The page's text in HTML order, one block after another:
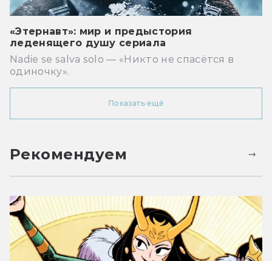
«Этернавт»: мир и предыстория
леденящего душу сериала
Nadie se salva solo — «Никто не спасётся в
одиночку».
Показать ещё
Рекомендуем